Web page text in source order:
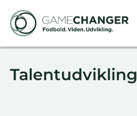
Talentudvikling